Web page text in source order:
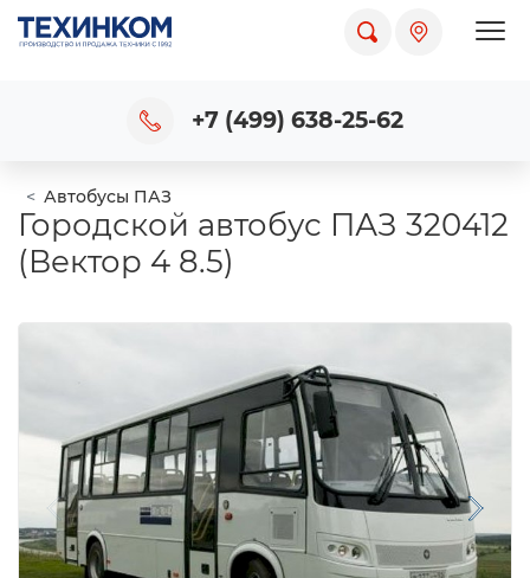
+7 (499) 638-25-62
Автобусы ПАЗ
Городской автобус ПАЗ 320412
(Вектор 4 8.5)